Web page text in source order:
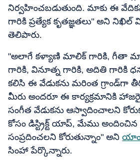
నిర్వహించబడుతుంది. మాకు ఈ
గారికి ప్రత్యేక కృతజ్ఞతలు" అని
తెలిపారు.
"అలాగే కళ్యాణి మాలిక్ గారికి, గీతా
గారికి, వినూత్న గారికి, అదితి గారికి
కలిసి ఈ వేడుకను మరింత గ్రాండ్‌గా
మీరు అందరూ ఈ కార్యక్రమానికి
సంగీత వేడుకను ఆస్వాదించాలని
కోసం డిస్ట్రిక్ట్ యాప్, మేము అందించిన
సంప్రదించలని కోరుతున్నాం" అని
సింహా పేర్కొన్నారు.